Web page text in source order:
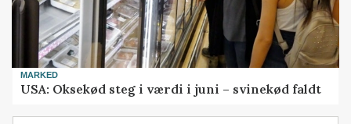
MARKED
USA: Oksekød steg i værdi i juni – svinekød faldt